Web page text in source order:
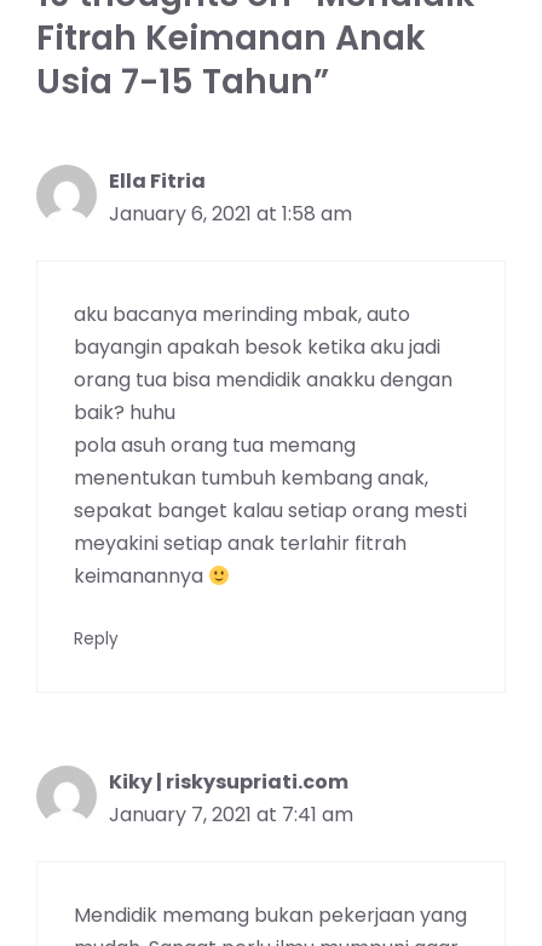
Fitrah Keimanan Anak
Usia 7-15 Tahun”
Ella Fitria
January 6, 2021 at 1:58 am
aku bacanya merinding mbak, auto
bayangin apakah besok ketika aku jadi
orang tua bisa mendidik anakku dengan
baik? huhu
pola asuh orang tua memang
menentukan tumbuh kembang anak,
sepakat banget kalau setiap orang mesti
meyakini setiap anak terlahir fitrah
keimanannya
Reply
Kiky | riskysupriati.com
January 7, 2021 at 7:41 am
Mendidik memang bukan pekerjaan yang